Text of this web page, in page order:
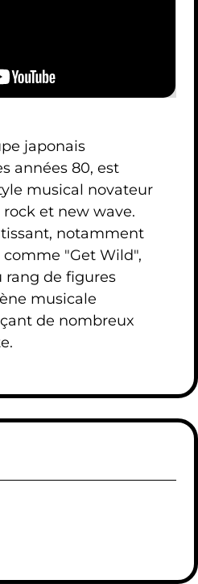
japonais
années 80, est
musical novateur
et new wave.
notamment
"Get Wild",
rang de figures
musicale
de nombreux